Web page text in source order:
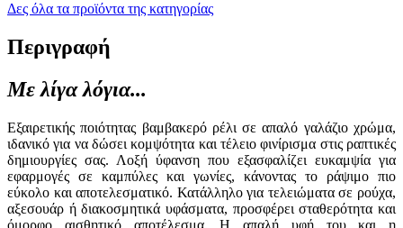
Δες όλα τα προϊόντα της κατηγορίας
Περιγραφή
Με λίγα λόγια...
Εξαιρετικής ποιότητας βαμβακερό ρέλι σε απαλό γαλάζιο χρώμα,
ιδανικό για να δώσει κομψότητα και τέλειο φινίρισμα στις ραπτικές
δημιουργίες σας. Λοξή ύφανση που εξασφαλίζει ευκαμψία για
εφαρμογές σε καμπύλες και γωνίες, κάνοντας το ράψιμο πιο
εύκολο και αποτελεσματικό. Κατάλληλο για τελειώματα σε ρούχα,
αξεσουάρ ή διακοσμητικά υφάσματα, προσφέρει σταθερότητα και
όμορφο αισθητικό αποτέλεσμα. Η απαλή υφή του και η